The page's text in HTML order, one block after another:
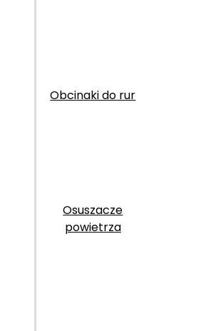
Obcinaki do rur
Osuszacze
powietrza